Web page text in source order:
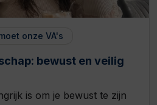
onze VA's
bewust en veilig
is om je bewust te zijn